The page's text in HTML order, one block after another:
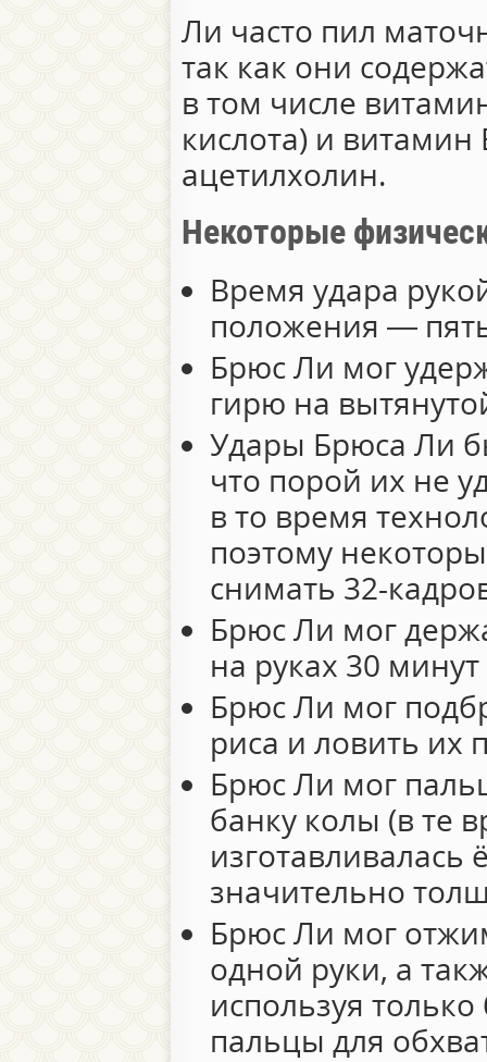
Ли часто пил
так как они
в том числе
кислота) и
ацетилхолин.
Некоторые
Время удара
положения —
Брюс Ли мог
гирю на
Удары Брюса Ли
что порой их не
в то время
поэтому
снимать 32-
Брюс Ли мог
на руках 30
Брюс Ли мог
риса и ловить их
Брюс Ли мог
банку колы (в те
изготавливалась
значительно
Брюс Ли мог
одной руки, а
используя
пальцы для